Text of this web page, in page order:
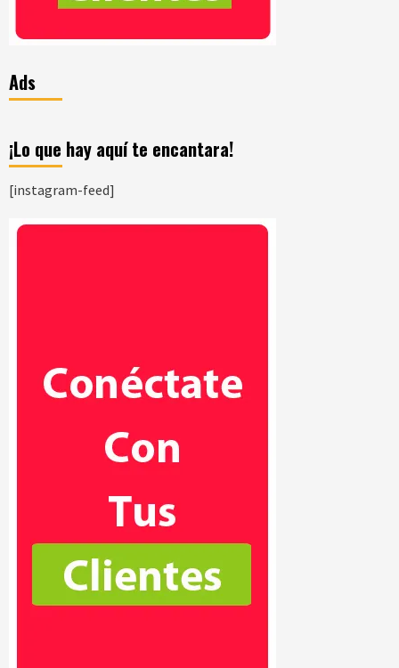
Ads
¡Lo que hay aquí te encantara!
[instagram-feed]